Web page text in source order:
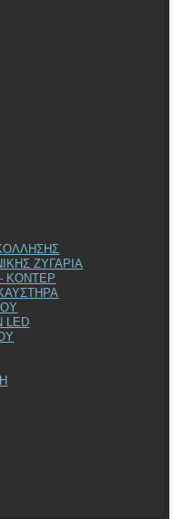
ΖΥΓΑΡΙΑ
ΚΟΝΤΕΡ
LED